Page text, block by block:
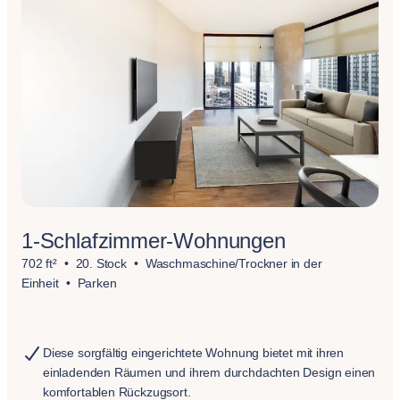
1-Schlafzimmer-Wohnungen
702 ft² 20. Stock
Waschmaschine/Trockner in der
Einheit
Parken
Diese sorgfältig eingerichtete Wohnung bietet mit ihren
einladenden Räumen und ihrem durchdachten Design einen
komfortablen Rückzugsort.